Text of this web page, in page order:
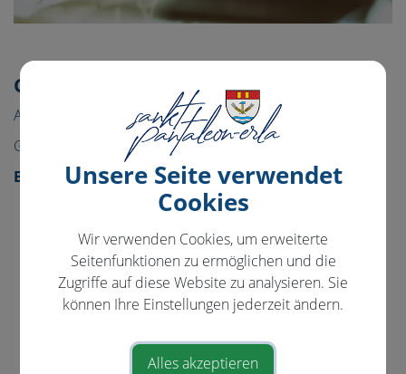
Gemeinde & Bürgerservice
Aktuelles
Gemeinde
Bürgerservice
Förderungen
ärztliche Versorgung
Formulare
Unsere Seite verwendet
Cookies
Wir verwenden Cookies, um erweiterte
Seitenfunktionen zu ermöglichen und die
Zugriffe auf diese Website zu analysieren. Sie
können Ihre Einstellungen jederzeit ändern.
Alles akzeptieren